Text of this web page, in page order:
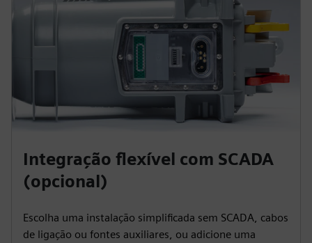
Integração flexível com SCADA
(opcional)
Escolha uma instalação simplificada sem SCADA, cabos
de ligação ou fontes auxiliares, ou adicione uma